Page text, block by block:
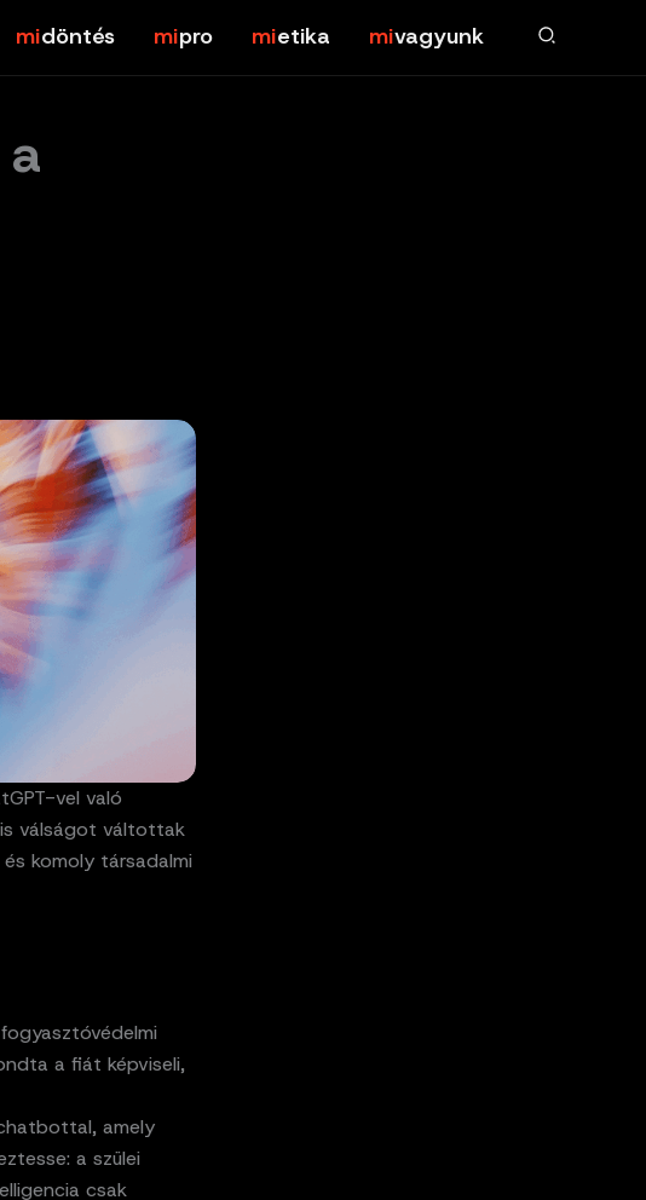
döntés pro etika vagyunk
vel való
válságot váltottak
komoly társadalmi
a fiát képviseli,
amely
a szülei
csak